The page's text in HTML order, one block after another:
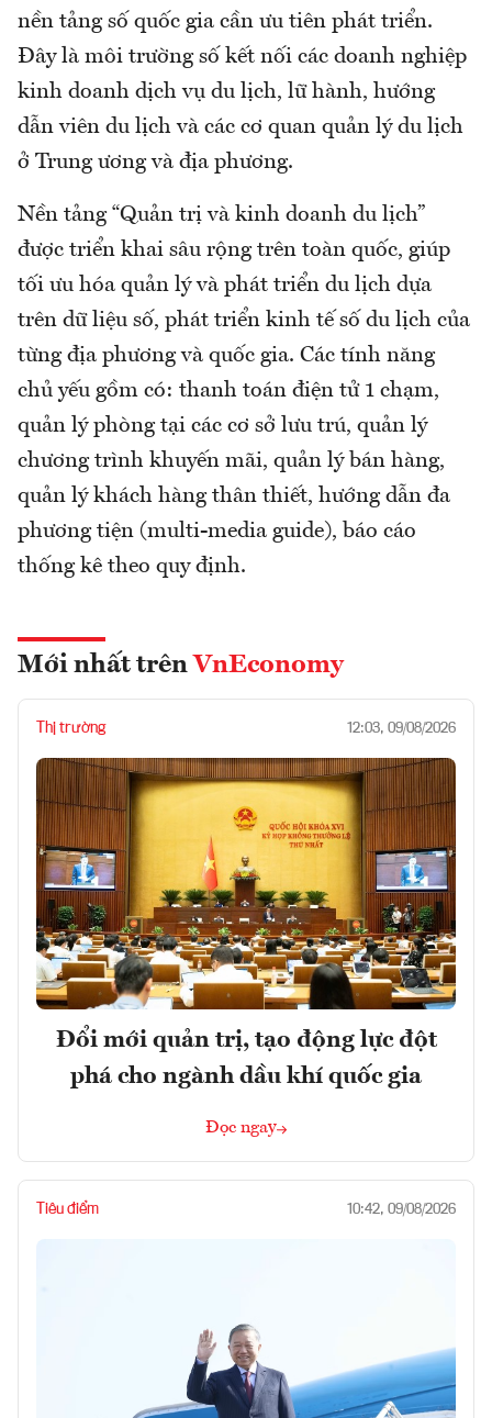
nền tảng số quốc gia cần ưu tiên phát triển.
Đây là môi trường số kết nối các doanh nghiệp
kinh doanh dịch vụ du lịch, lữ hành, hướng
dẫn viên du lịch và các cơ quan quản lý du lịch
ở Trung ương và địa phương.
Nền tảng “Quản trị và kinh doanh du lịch”
được triển khai sâu rộng trên toàn quốc, giúp
tối ưu hóa quản lý và phát triển du lịch dựa
trên dữ liệu số, phát triển kinh tế số du lịch của
từng địa phương và quốc gia. Các tính năng
chủ yếu gồm có: thanh toán điện tử 1 chạm,
quản lý phòng tại các cơ sở lưu trú, quản lý
chương trình khuyến mãi, quản lý bán hàng,
quản lý khách hàng thân thiết, hướng dẫn đa
phương tiện (multi-media guide), báo cáo
thống kê theo quy định.
Mới nhất trên VnEconomy
Thị trường 12:03, 09/08/2026
Đổi mới quản trị, tạo động lực đột
phá cho ngành dầu khí quốc gia
Đọc ngay
Tiêu điểm 10:42, 09/08/2026